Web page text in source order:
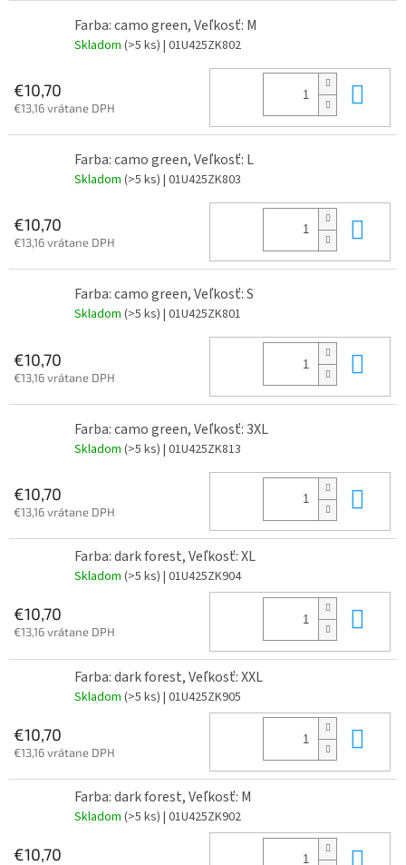
Farba: camo green, Veľkosť: M
Skladom (>5 ks) | 01U425ZK802
€10,70
€13,16 vrátane DPH
Farba: camo green, Veľkosť: L
Skladom (>5 ks) | 01U425ZK803
€10,70
€13,16 vrátane DPH
Farba: camo green, Veľkosť: S
Skladom (>5 ks) | 01U425ZK801
€10,70
€13,16 vrátane DPH
Farba: camo green, Veľkosť: 3XL
Skladom (>5 ks) | 01U425ZK813
€10,70
€13,16 vrátane DPH
Farba: dark forest, Veľkosť: XL
Skladom (>5 ks) | 01U425ZK904
€10,70
€13,16 vrátane DPH
Farba: dark forest, Veľkosť: XXL
Skladom (>5 ks) | 01U425ZK905
€10,70
€13,16 vrátane DPH
Farba: dark forest, Veľkosť: M
Skladom (>5 ks) | 01U425ZK902
€10,70